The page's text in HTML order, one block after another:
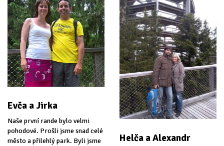
Evča a Jirka
Naše první rande bylo velmi
pohodové. Prošli jsme snad celé
město a přilehlý park. Byli jsme
Helča a Alexandr